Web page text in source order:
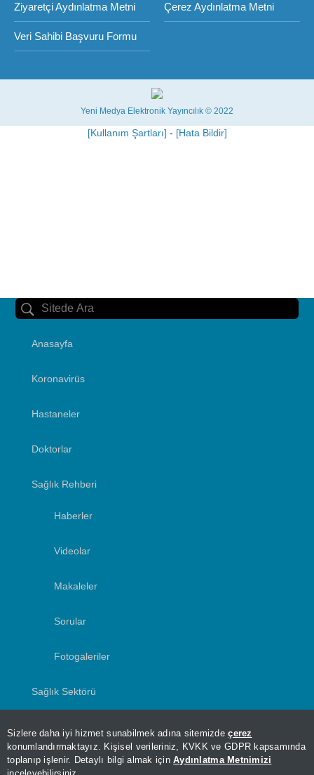
Sizlere daha iyi hizmet sunabilmek adına sitemizdeçerez
konumlandırmaktayız. Kişisel verileriniz, KVKK ve GDPR kapsamında
toplanıp işlenir. Detaylı bilgi almak içinAydınlatma Metnimizi
Ziyaretçi Aydınlatma Metni Çerez Aydınlatma Metni
Veri Sahibi Başvuru Formu
Yeni Medya Elektronik Yayıncılık © 2022
[Kullanım Şartları] - [Hata Bildir]
Anasayfa
Koronavirüs
Hastaneler
Doktorlar
Sağlık Rehberi
Haberler
Videolar
Makaleler
Sorular
Fotogaleriler
Sağlık Sektörü
Yazarlar